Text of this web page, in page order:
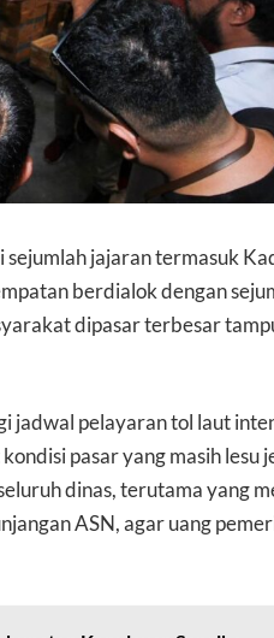
jajaran termasuk
berdialok dengan
dipasar terbesar
jadwal pelayaran tol laut
pasar yang masih lesu
dinas, terutama yang
ASN, agar uang